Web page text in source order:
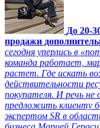
До 20-
продажи
сегодня уперлись в
команда работает,
растет. Где искать
действительности
покупателя. И речь не
предложить клиенту
экспертом SR в